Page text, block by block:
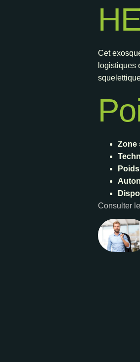
Cet
logistiques
Zone
Poids
Consulter